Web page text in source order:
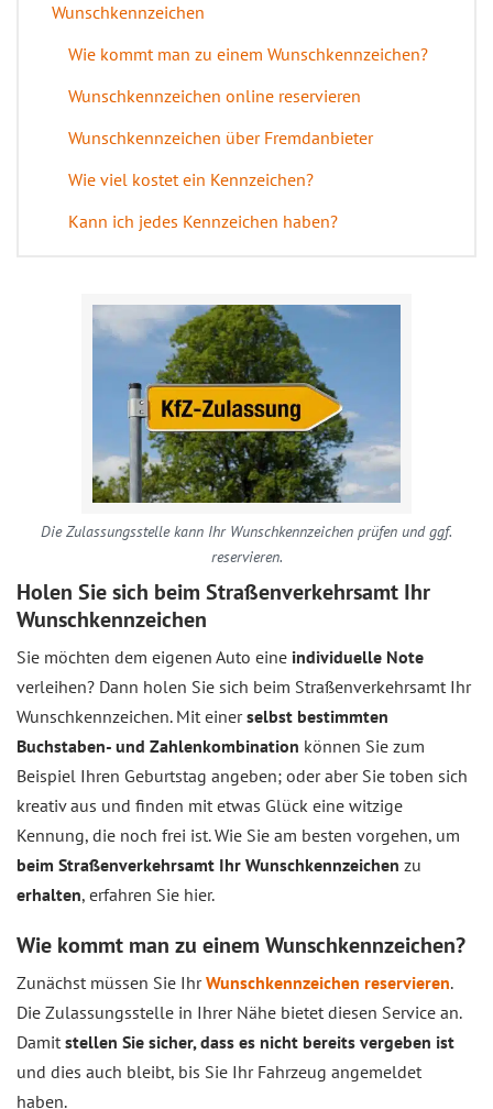
Wunschkennzeichen
Wie kommt man zu einem Wunschkennzeichen?
Wunschkennzeichen online reservieren
Wunschkennzeichen über Fremdanbieter
Wie viel kostet ein Kennzeichen?
Kann ich jedes Kennzeichen haben?
Die Zulassungsstelle kann Ihr Wunschkennzeichen prüfen und ggf.
reservieren.
Holen Sie sich beim Straßenverkehrsamt Ihr
Wunschkennzeichen
Sie möchten dem eigenen Auto eine individuelle Note
verleihen? Dann holen Sie sich beim Straßenverkehrsamt Ihr
Wunschkennzeichen. Mit einerselbst bestimmten
Buchstaben- und Zahlenkombination können Sie zum
Beispiel Ihren Geburtstag angeben; oder aber Sie toben sich
kreativ aus und finden mit etwas Glück eine witzige
Kennung, die noch frei ist. Wie Sie am besten vorgehen, um
beim Straßenverkehrsamt Ihr Wunschkennzeichen zu
erhalten, erfahren Sie hier.
Wie kommt man zu einem Wunschkennzeichen?
Zunächst müssen Sie IhrWunschkennzeichen reservieren.
Die Zulassungsstelle in Ihrer Nähe bietet diesen Service an.
Damit stellen Sie sicher, dass es nicht bereits vergeben ist
und dies auch bleibt, bis Sie Ihr Fahrzeug angemeldet
haben.